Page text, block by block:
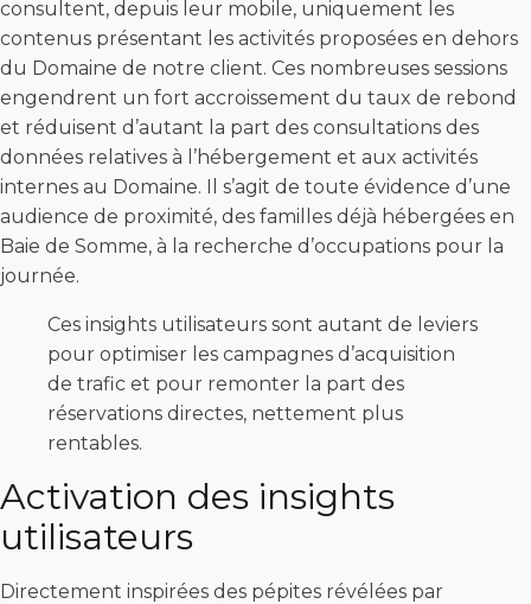
consultent, depuis leur mobile, uniquement les
contenus présentant les activités proposées en dehors
du Domaine de notre client. Ces nombreuses sessions
engendrent un fort accroissement du taux de rebond
et réduisent d’autant la part des consultations des
données relatives à l’hébergement et aux activités
internes au Domaine. Il s’agit de toute évidence d’une
audience de proximité, des familles déjà hébergées en
Baie de Somme, à la recherche d’occupations pour la
journée.
Ces insights utilisateurs sont autant de leviers
pour optimiser les campagnes d’acquisition
de trafic et pour remonter la part des
réservations directes, nettement plus
rentables.
Activation des insights
utilisateurs
Directement inspirées des pépites révélées par